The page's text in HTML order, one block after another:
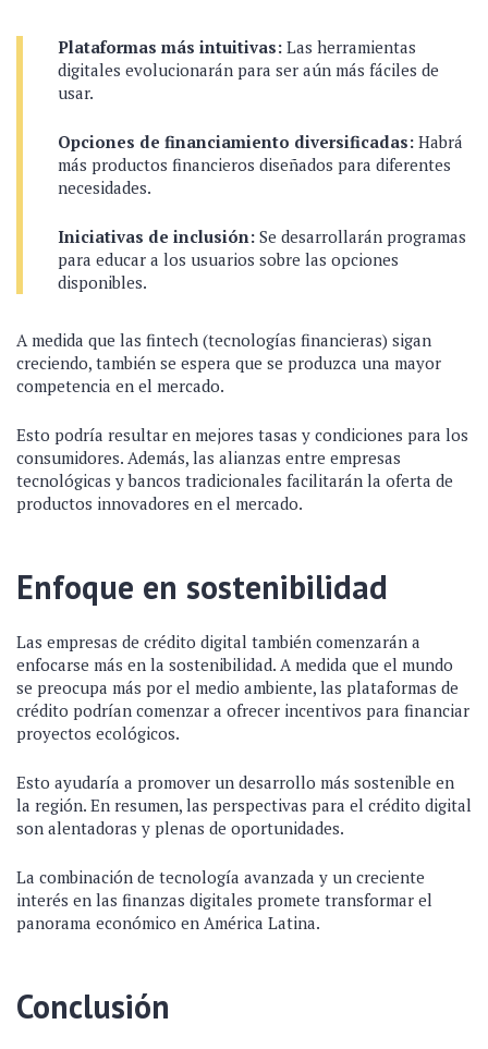
Plataformas más intuitivas: Las herramientas
digitales evolucionarán para ser aún más fáciles de
usar.
Opciones de financiamiento diversificadas: Habrá
más productos financieros diseñados para diferentes
necesidades.
Iniciativas de inclusión: Se desarrollarán programas
para educar a los usuarios sobre las opciones
disponibles.
A medida que las fintech (tecnologías financieras) sigan
creciendo, también se espera que se produzca una mayor
competencia en el mercado.
Esto podría resultar en mejores tasas y condiciones para los
consumidores. Además, las alianzas entre empresas
tecnológicas y bancos tradicionales facilitarán la oferta de
productos innovadores en el mercado.
Enfoque en sostenibilidad
Las empresas de crédito digital también comenzarán a
enfocarse más en la sostenibilidad. A medida que el mundo
se preocupa más por el medio ambiente, las plataformas de
crédito podrían comenzar a ofrecer incentivos para financiar
proyectos ecológicos.
Esto ayudaría a promover un desarrollo más sostenible en
la región. En resumen, las perspectivas para el crédito digital
son alentadoras y plenas de oportunidades.
La combinación de tecnología avanzada y un creciente
interés en las finanzas digitales promete transformar el
panorama económico en América Latina.
Conclusión